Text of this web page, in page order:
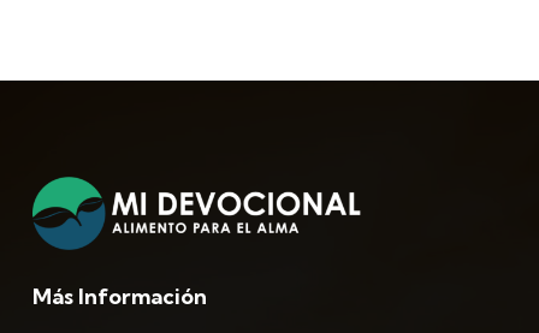
Más Información